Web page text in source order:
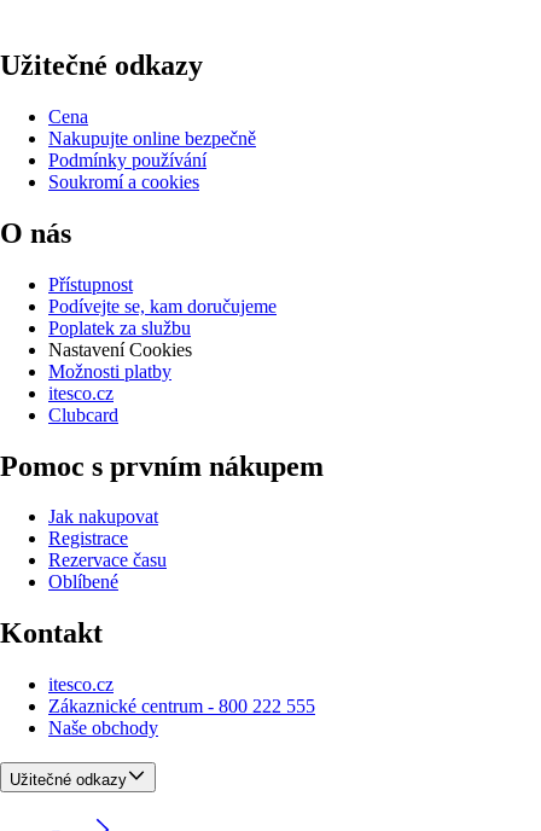
Užitečné odkazy
Cena
Nakupujte online bezpečně
Podmínky používání
Soukromí a cookies
O nás
Přístupnost
Podívejte se, kam doručujeme
Poplatek za službu
Nastavení Cookies
Možnosti platby
itesco.cz
Clubcard
Pomoc s prvním nákupem
Jak nakupovat
Registrace
Rezervace času
Oblíbené
Kontakt
itesco.cz
Zákaznické centrum - 800 222 555
Naše obchody
Užitečné odkazy